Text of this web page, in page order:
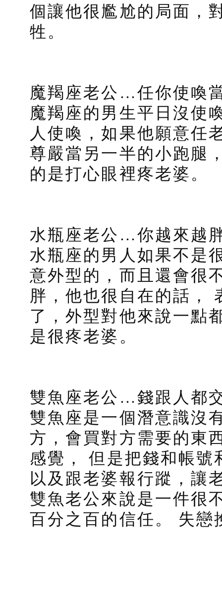
個讓他很尷尬的局面，
牲。
魔羯座老公…任你使喚
魔羯座的男生平日沒使
人使喚，如果他願意任
尊嚴當另一半的小跑腿
的是打心眼裡疼老婆。
水瓶座老公…你越來越
水瓶座的男人如果不是
意外型的，而且還會很
胖，他也很自在的話，
了，外型對他來說一點
是很疼老婆。
雙魚座老公…錢跟人都
雙魚座是一個潛意識沒
方，會買對方需要的東
感覺， 但是把錢和帳
以及跟老婆報行蹤，讓
雙魚老公來說是一件很
百分之百的信任。 失戀